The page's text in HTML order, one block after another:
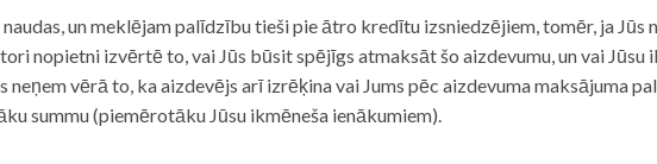
un meklējam palīdzību tieši pie ātro kredītu izsniedzējiem, tomēr, ja
nopietni izvērtē to, vai Jūs būsit spējīgs atmaksāt šo aizdevumu, un vai Jūsu
vērā to, ka aizdevējs arī izrēķina vai Jums pēc aizdevuma maksājuma
summu (piemērotāku Jūsu ikmēneša ienākumiem).